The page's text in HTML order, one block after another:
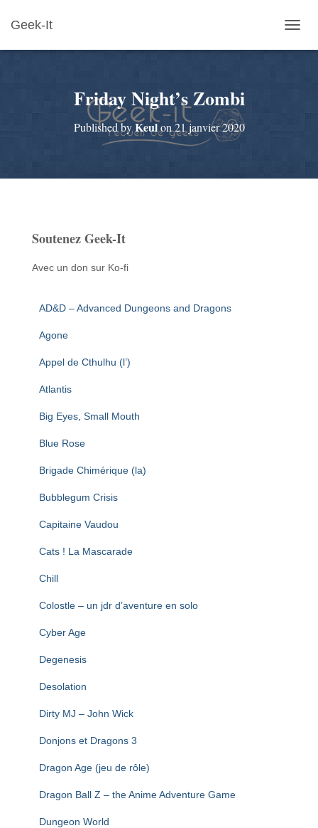
Geek-It
U
Friday Night’s Zombi
Published byKeulon21 janvier 2020
Soutenez Geek-It
Avec un don sur Ko-fi
AD&D – Advanced Dungeons and Dragons
Agone
Appel de Cthulhu (l’)
Atlantis
Big Eyes, Small Mouth
Blue Rose
Brigade Chimérique (la)
Bubblegum Crisis
Capitaine Vaudou
Cats ! La Mascarade
Chill
Colostle – un jdr d’aventure en solo
Cyber Age
Degenesis
Desolation
Dirty MJ – John Wick
Donjons et Dragons 3
Dragon Age (jeu de rôle)
Dragon Ball Z – the Anime Adventure Game
Dungeon World